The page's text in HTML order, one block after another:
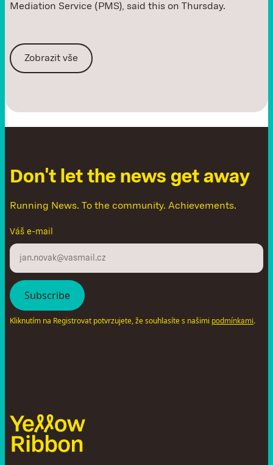
Mediation Service (PMS), said this on Thursday.
Zobrazit vše
Don't let the news get away
Running News. To the community. Achievements.
Váš e-mail
Kliknutím na Registrovat potvrzujete, že souhlasíte s našimi podmínkami.